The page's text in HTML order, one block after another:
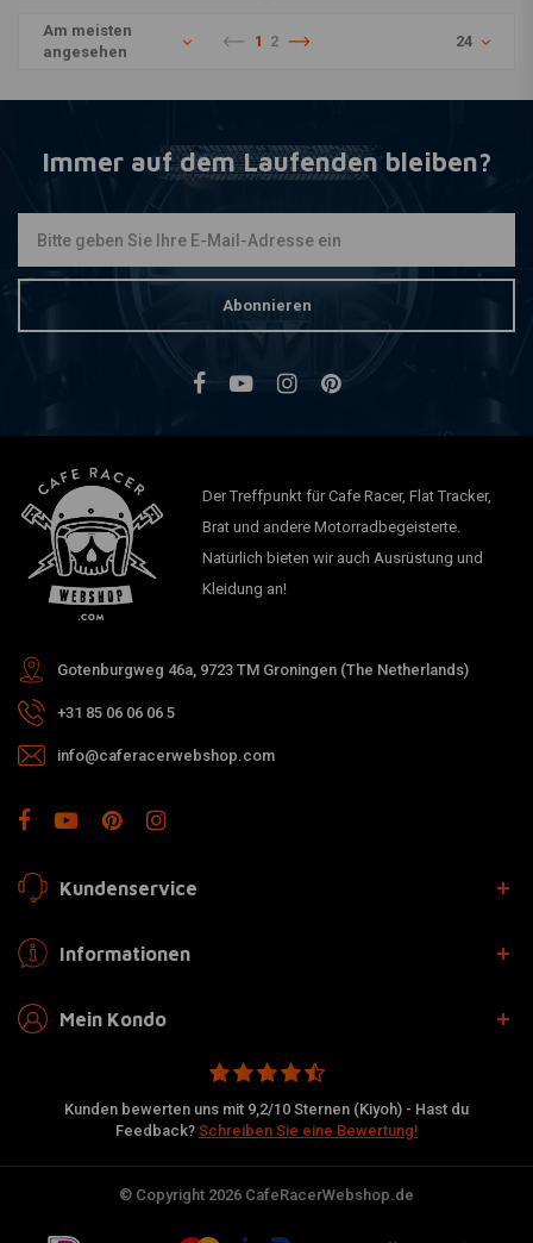
Am meisten
angesehen
1 2 24
Immer auf dem Laufenden bleiben?
Abonnieren
Der Treffpunkt für Cafe Racer, Flat Tracker,
Brat und andere Motorradbegeisterte.
Natürlich bieten wir auch Ausrüstung und
Kleidung an!
Gotenburgweg 46a, 9723 TM Groningen (The Netherlands)
+31 85 06 06 06 5
info@caferacerwebshop.com
Kundenservice
Informationen
Mein Kondo
Kunden bewerten uns mit 9,2/10 Sternen (Kiyoh) - Hast du
Feedback? Schreiben Sie eine Bewertung!
© Copyright 2026 CafeRacerWebshop.de